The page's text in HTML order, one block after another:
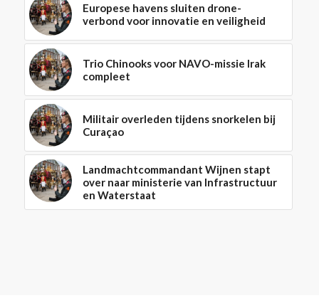
Europese havens sluiten drone-
verbond voor innovatie en veiligheid
Trio Chinooks voor NAVO-missie Irak
compleet
Militair overleden tijdens snorkelen bij
Curaçao
Landmachtcommandant Wijnen stapt
over naar ministerie van Infrastructuur
en Waterstaat